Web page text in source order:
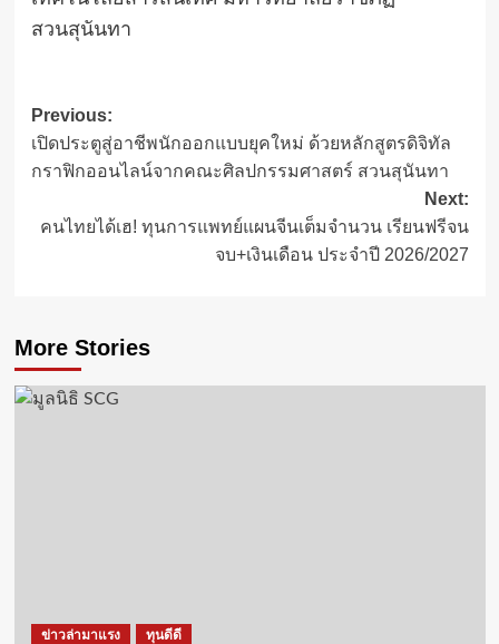
สวนสุนันทา
Post
navigation
Previous:
เปิดประตูสู่อาชีพนักออกแบบยุคใหม่ ด้วยหลักสูตรดิจิทัล
กราฟิกออนไลน์จากคณะศิลปกรรมศาสตร์ สวนสุนันทา
Next:
คนไทยได้เฮ! ทุนการแพทย์แผนจีนเต็มจำนวน เรียนฟรีจน
จบ+เงินเดือน ประจำปี 2026/2027
More Stories
ข่าวล่ามาแรง ทุนดีดี